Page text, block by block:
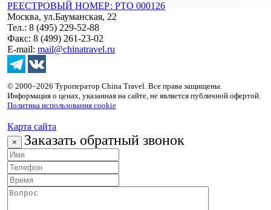
РЕЕСТРОВЫЙ НОМЕР: РТО 000126
Москва, ул.Бауманская, 22
Тел.: 8 (495) 229-52-88
Факс: 8 (499) 261-23-02
E-mail: mail@chinatravel.ru
© 2000–2026 Туроператор China Travel. Все права защищены.
Информация о ценах, указанная на сайте, не является публичной офертой.
Политика использования cookie
Карта сайта
× Заказать обратный звонок